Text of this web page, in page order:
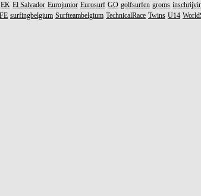
EK El Salvador Eurojunior Eurosurf GO golfsurfen groms
surfingbelgium Surfteambelgium TechnicalRace Twins U14